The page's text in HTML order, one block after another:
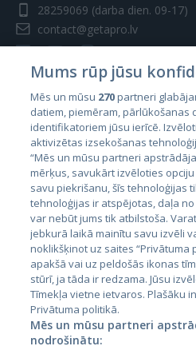
28259069 (darba dien. 09-17)
contact@getapro.lv
Valstis
Igaunija
Latvija
Lietuva
City24.lv
Mums rūp jūsu
Mēs un mūsu 270partneri
datiem, piemēram, pārlūkošanas
identifikatoriem jūsu ierīcē.
aktivizētas izsekošanas
“Mēs un mūsu partneri
mērķus, savukārt izvēloties
savu piekrišanu, šīs tehnoloģijas
tehnoloģijas ir atspējotas, daļa
var nebūt jums tik atbilstoša.
jebkurā laikā mainītu savu izvēli
noklikšķinot uz saites “Privātuma
apakšā vai uz peldošās ikonas
stūrī, ja tāda ir redzama. Jūsu
Tīmekļa vietne ietvaros. Plašāku
Privātuma politikā.
Mēs un mūsu partneri
nodrošinātu: